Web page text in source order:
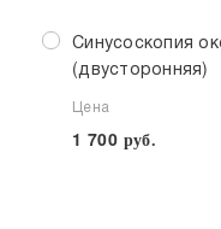
Синусоскопия
(двусторонняя)
Цена
1 700 руб.